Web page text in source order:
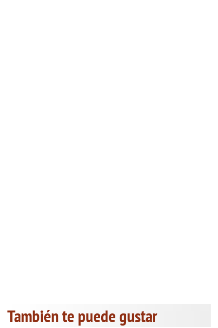
También te puede gustar